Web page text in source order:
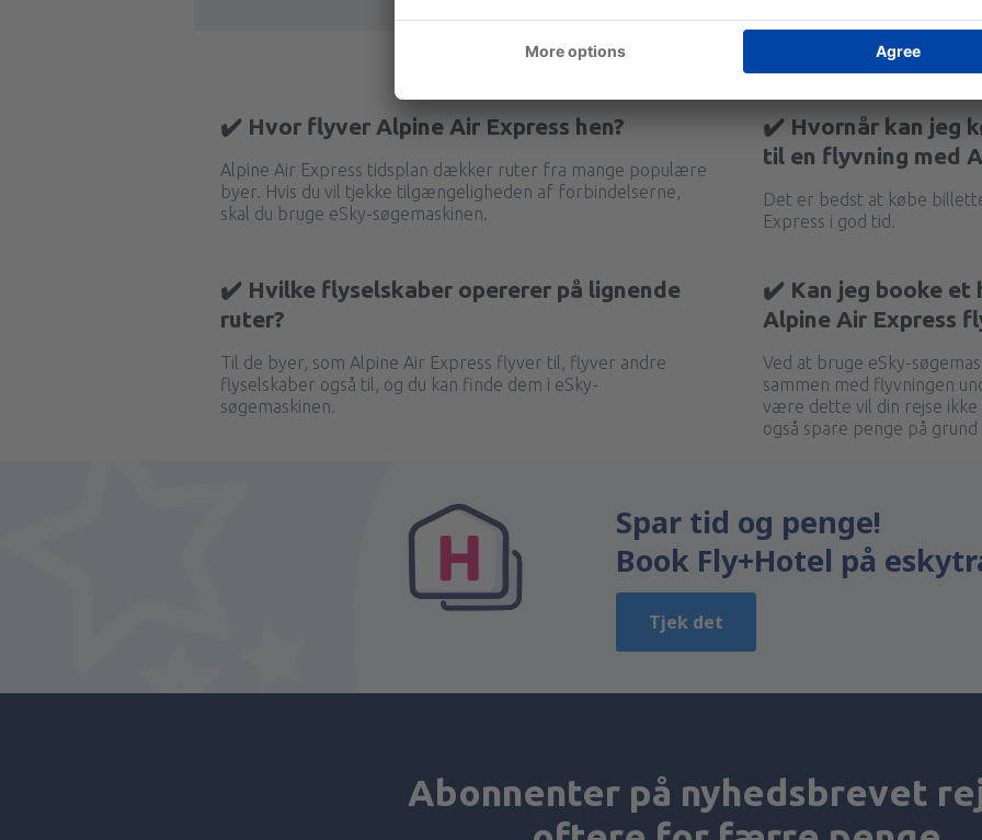
✔️ Hvor flyver Alpine Air Express hen?
Alpine Air Express tidsplan dækker ruter fra mange populære
byer. Hvis du vil tjekke tilgængeligheden af forbindelserne,
skal du bruge eSky-søgemaskinen.
✔️ Hvornår kan jeg
til en flyvning med
Det er bedst at købe
Express i god tid.
✔️ Hvilke flyselskaber opererer på lignende
ruter?
Til de byer, som Alpine Air Express flyver til, flyver andre
flyselskaber også til, og du kan finde dem i eSky-
søgemaskinen.
✔️ Kan jeg booke et
Alpine Air Express
Ved at bruge eSky-
sammen med flyvningen
være dette vil din rejse
også spare penge på
Spar tid og penge!
Book Fly+Hotel på
Tjek det
Abonnenter på nyhedsbrevet